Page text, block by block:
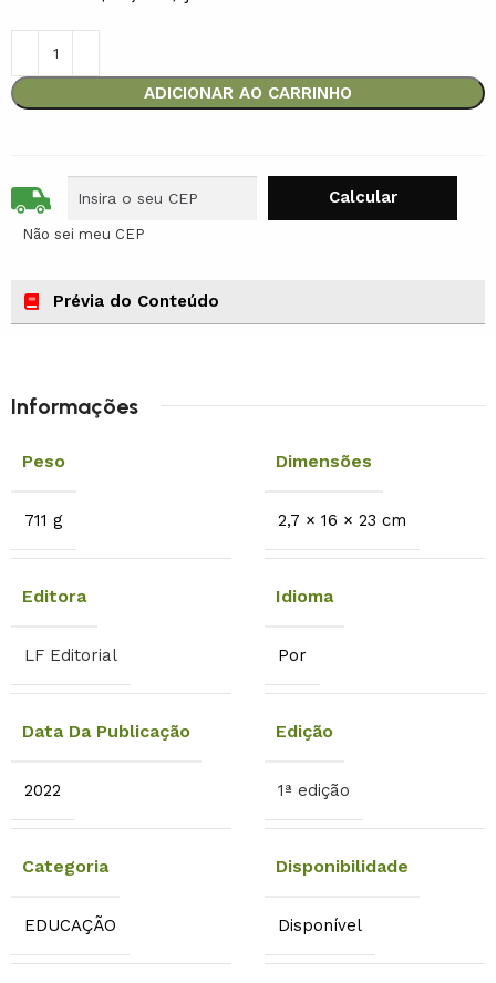
ADICIONAR AO CARRINHO
Não sei meu CEP
Prévia do Conteúdo
Informações
Peso
711 g
Dimensões
2,7 × 16 × 23 cm
Editora
LF Editorial
Idioma
Por
Data Da Publicação
2022
Edição
1ª edição
Categoria
EDUCAÇÃO
Disponibilidade
Disponível